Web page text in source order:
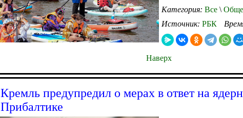
Категория: Все \
Источник: РБК
Наверх
Кремль предупредил о мерах в ответ на
Прибалтике